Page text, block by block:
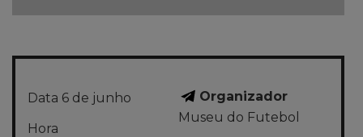
Data 6 de junho
Hora
Organizador
Museu do Futebol